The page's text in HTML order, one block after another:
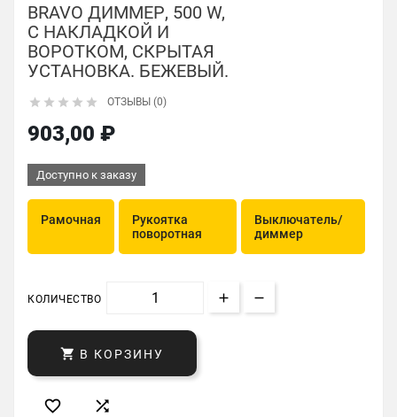
BRAVO ДИММЕР, 500 W,
С НАКЛАДКОЙ И
ВОРОТКОМ, СКРЫТАЯ
УСТАНОВКА. БЕЖЕВЫЙ.
     ОТЗЫВЫ (0)
903,00 ₽
Доступно к заказу
Рамочная
Рукоятка
поворотная
Выключатель/
диммер
КОЛИЧЕСТВО
 В КОРЗИНУ
 